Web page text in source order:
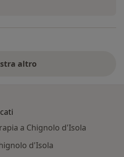
altro
a Chignolo d'Isola
d'Isola